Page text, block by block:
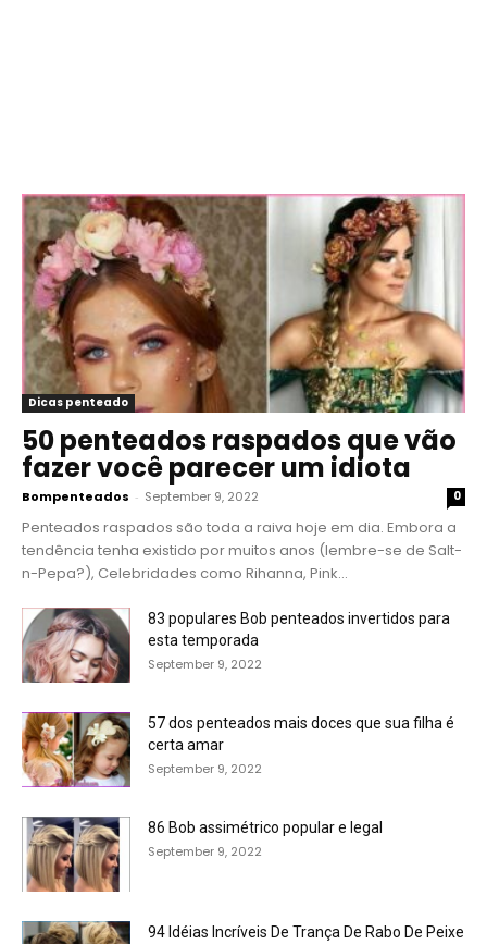
Dicas penteado
50 penteados raspados que vão
fazer você parecer um idiota
Bompenteados - September 9, 2022 0
Penteados raspados são toda a raiva hoje em dia. Embora a
tendência tenha existido por muitos anos (lembre-se de Salt-
n-Pepa?), Celebridades como Rihanna, Pink...
83 populares Bob penteados invertidos para
esta temporada
September 9, 2022
57 dos penteados mais doces que sua filha é
certa amar
September 9, 2022
86 Bob assimétrico popular e legal
September 9, 2022
94 Idéias Incríveis De Trança De Rabo De Peixe